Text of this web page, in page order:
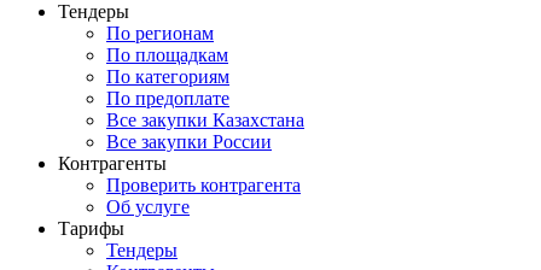
Тендеры
По регионам
По площадкам
По категориям
По предоплате
Все закупки Казахстана
Все закупки России
Контрагенты
Проверить контрагента
Об услуге
Тарифы
Тендеры